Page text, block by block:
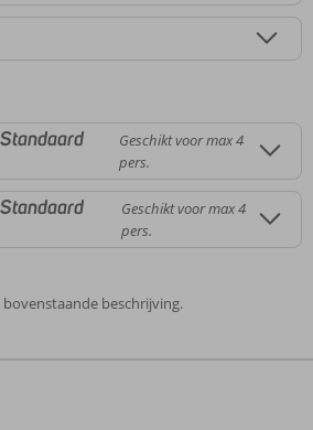
Geschikt voor max 4
pers.
Geschikt voor max 4
pers.
bovenstaande beschrijving.